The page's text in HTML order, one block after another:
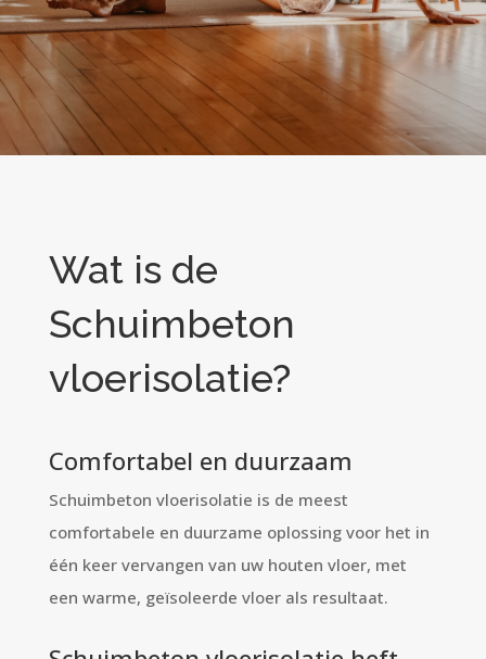
Wat is de
Schuimbeton
vloerisolatie?
Comfortabel en duurzaam
Schuimbeton vloerisolatie is de meest
comfortabele en duurzame oplossing voor het in
één keervervangen van uw houten vloer, met
een warme, geïsoleerde vloer als resultaat.